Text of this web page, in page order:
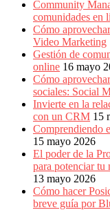
Community
comunidades en
Cómo
Video Marketing
Gestión de
online 16 mayo
Cómo
sociales: Social
Invierte en la
con un CRM 15
Comprendiendo
15 mayo 2026
El poder de la
para potenciar
13 mayo 2026
Cómo hacer
breve guía por